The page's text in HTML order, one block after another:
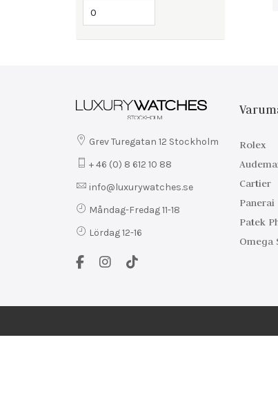
Grev Turegatan 12 Stockholm
+ 46 (0) 8 612 10 88
info@luxurywatches.se
Måndag-Fredag 11-18
Lördag 12-16
Rolex
Cartier
Panerai
Patek
Omega